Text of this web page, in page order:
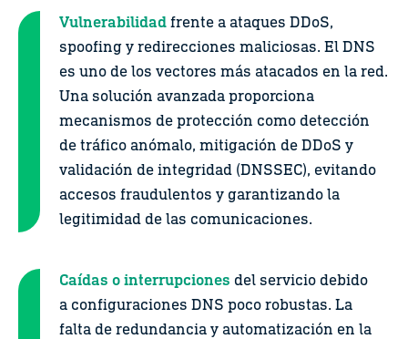
Vulnerabilidad frente a ataques DDoS,
spoofing y redirecciones maliciosas. El DNS
es uno de los vectores más atacados en la red.
Una solución avanzada proporciona
mecanismos de protección como detección
de tráfico anómalo, mitigación de DDoS y
validación de integridad (DNSSEC), evitando
accesos fraudulentos y garantizando la
legitimidad de las comunicaciones.
Caídas o interrupciones del servicio debido
a configuraciones DNS poco robustas. La
falta de redundancia y automatización en la